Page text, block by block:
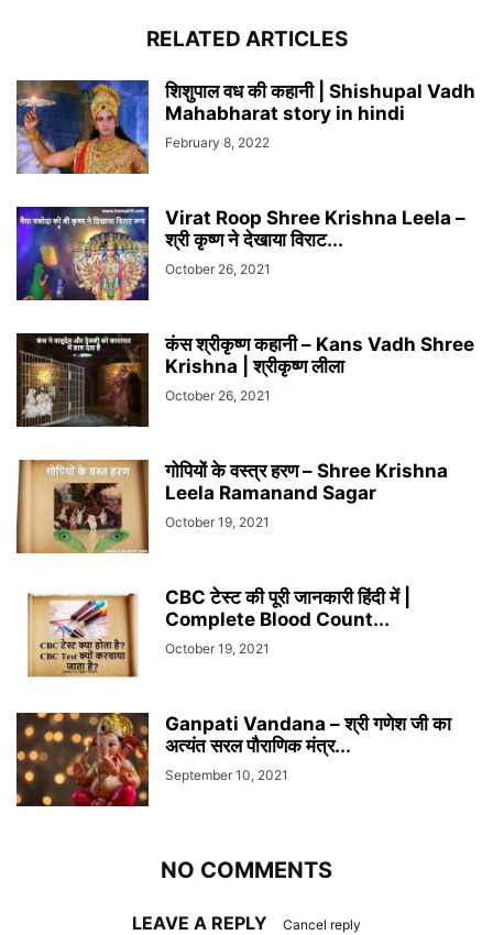
RELATED ARTICLES
शिशुपाल वध की कहानी | Shishupal Vadh
Mahabharat story in hindi
February 8, 2022
Virat Roop Shree Krishna Leela –
श्री कृष्ण ने देखाया विराट...
October 26, 2021
कंस श्रीकृष्ण कहानी – Kans Vadh Shree
Krishna | श्रीकृष्ण लीला
October 26, 2021
गोपियों के वस्त्र हरण – Shree Krishna
Leela Ramanand Sagar
October 19, 2021
CBC टेस्ट की पूरी जानकारी हिंदी में |
Complete Blood Count...
October 19, 2021
Ganpati Vandana – श्री गणेश जी का
अत्यंत सरल पौराणिक मंत्र...
September 10, 2021
NO COMMENTS
LEAVE A REPLY Cancel reply